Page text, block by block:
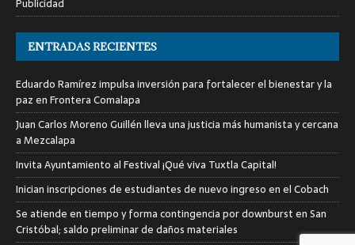
Publicidad
ENTRADAS RECIENTES
Eduardo Ramírez impulsa inversión para fortalecer el bienestar y la
paz en Frontera Comalapa
Juan Carlos Moreno Guillén lleva una justicia más humanista y cercana
a Mezcalapa
Invita Ayuntamiento al Festival ¡Qué viva Tuxtla Capital!
Inician inscripciones de estudiantes de nuevo ingreso en el Cobach
Se atiende en tiempo y forma contingencia por downburst en San
Cristóbal; saldo preliminar de daños materiales